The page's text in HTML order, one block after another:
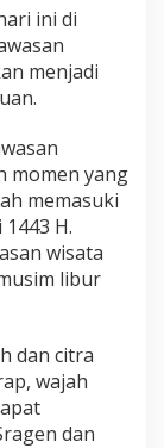
ini di
menjadi
momen yang
memasuki
H.
wisata
libur
dan citra
wajah
dan